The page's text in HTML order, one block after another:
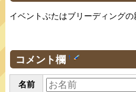
イベントぶたはブリーディングの
コメント欄 †
名前